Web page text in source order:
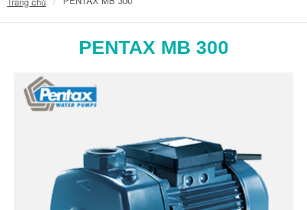
PENTAX MB 300